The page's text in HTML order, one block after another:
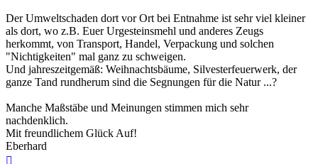
Der Umweltschaden dort vor Ort bei Entnahme ist sehr viel kleiner
als dort, wo z.B. Euer Urgesteinsmehl und anderes Zeugs
herkommt, von Transport, Handel, Verpackung und solchen
"Nichtigkeiten" mal ganz zu schweigen.
Und jahreszeitgemäß: Weihnachtsbäume, Silvesterfeuerwerk, der
ganze Tand rundherum sind die Segnungen für die Natur ...?
Manche Maßstäbe und Meinungen stimmen mich sehr
nachdenklich.
Mit freundlichem Glück Auf!
Eberhard